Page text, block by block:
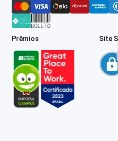
Prêmios Site